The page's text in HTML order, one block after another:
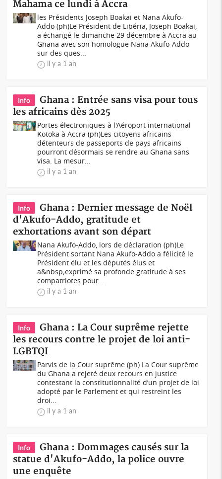
Mahama ce lundi à Accra
les Présidents Joseph Boakai et Nana Akufo-
Addo (ph)Le Président de Libéria, Joseph Boakai,
a échangé le dimanche 29 décembre à Accra au
Ghana avec son homologue Nana Akufo-Addo
sur des ques...
il y a 1 an
Info
Ghana : Entrée sans visa pour tous
les africains dès 2025
Portes électroniques à l'Aéroport international
Kotoka à Accra (ph)Les citoyens africains
détenteurs de passeports de pays africains
pourront désormais se rendre au Ghana sans
visa. La mesur...
il y a 1 an
Info
Ghana : Dernier message de Noël
d'Akufo-Addo, gratitude et
exhortations avant son départ
Nana Akufo-Addo, lors de déclaration (ph)Le
Président sortant Nana Akufo-Addo a félicité le
Président élu et les députés élus et
a&nbsp;exprimé sa profonde gratitude à ses
compatriotes pour...
il y a 1 an
Info
Ghana : La Cour suprême rejette
les recours contre le projet de loi anti-
LGBTQI
Parvis de la Cour suprême (ph) La Cour suprême
du Ghana a rejeté deux recours en justice
contestant la constitutionnalité d’un projet de loi
adopté par le Parlement et qui restreint les
droi...
il y a 1 an
Info
Ghana : Dommages causés sur la
statue d'Akufo-Addo, la police ouvre
une enquête